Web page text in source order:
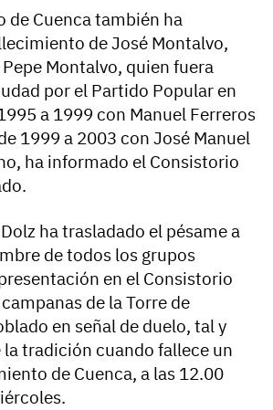
de Cuenca también ha
de José Montalvo,
Montalvo, quien fuera
por el Partido Popular en
a 1999 con Manuel Ferreros
1999 a 2003 con José Manuel
ha informado el Consistorio
ha trasladado el pésame a
de todos los grupos
en el Consistorio
de la Torre de
en señal de duelo, tal y
tradición cuando fallece un
de Cuenca, a las 12.00